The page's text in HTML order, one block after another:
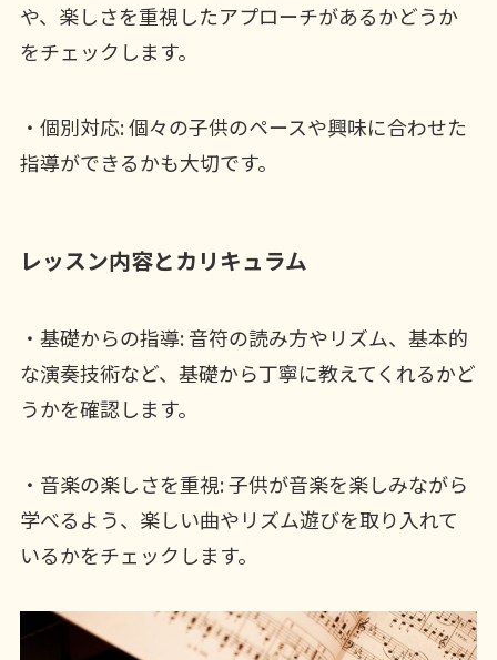
や、楽しさを重視したアプローチがあるかどうか
をチェックします。
・個別対応: 個々の子供のペースや興味に合わせた
指導ができるかも大切です。
レッスン内容とカリキュラム
・基礎からの指導: 音符の読み方やリズム、基本的
な演奏技術など、基礎から丁寧に教えてくれるかど
うかを確認します。
・音楽の楽しさを重視: 子供が音楽を楽しみながら
学べるよう、楽しい曲やリズム遊びを取り入れて
いるかをチェックします。